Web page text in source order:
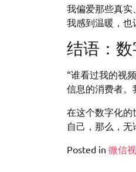
我偏爱那些真实
我感到温暖，也
结语：
“谁看过我的视
信息的消费者。
在这个数字化的
自己，那么，无
Posted in 微信